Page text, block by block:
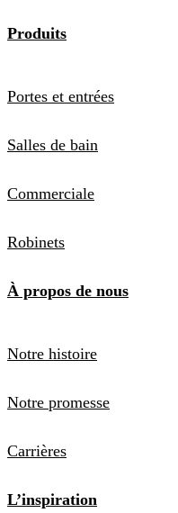
Produits
Portes et entrées
Salles de bain
Commerciale
Robinets
À propos de nous
Notre histoire
Notre promesse
Carrières
L’inspiration